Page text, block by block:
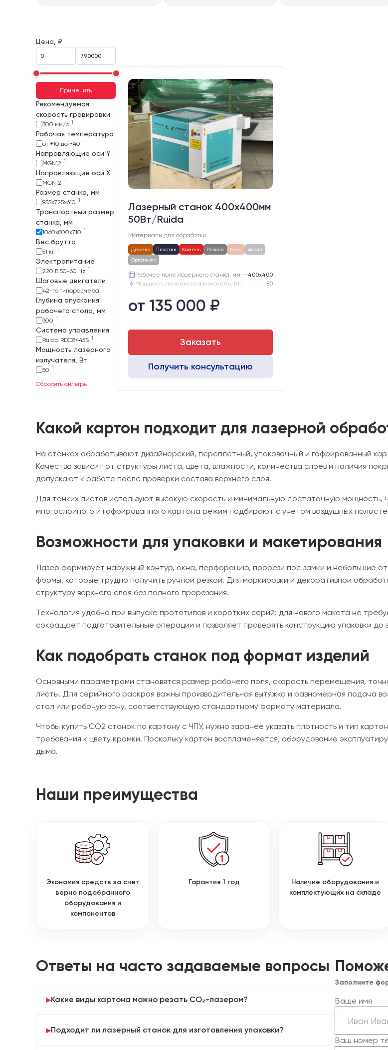
Цена, ₽
Применить
Рекомендуемая
скорость гравировки
300 мм/с 1
Рабочая температура
от +10 до +40 1
Направляющие оси Y
MGN12 1
Направляющие оси Х
MGN12 1
Размер станка, мм
955х725х610 1
Транспортный размер
станка, мм
1060х800х710 1
Вес брутто
51 кг 1
Электропитание
220 В 50-60 Hz 1
Шаговые двигатели
42-го типоразмера 1
Глубина опускания
рабочего стола, мм
300 1
Система управления
Ruida RDC8445S 1
Мощность лазерного
излучателя, Вт
50 1
Сбросить фильтры
Лазерный станок 400х400мм
50Вт/Ruida
Материалы для обработки:
Дерево Пластик Камень Резина Кожа
Акрил
Оргстекло
Рабочее поле лазерного станка, мм:
400х400
Мощность лазерного излучателя, Вт:
50
Электропитание:
Шаговые двигатели:
42-го типоразмера
от 135 000 ₽
Заказать
Получить консультацию
Какой картон подходит для лазерной
На станках обрабатывают дизайнерский, переплетный, упаковочный и гофрированный
Качество зависит от структуры листа, цвета, влажности, количества слоев и наличия
допускают к работе после проверки состава верхнего слоя.
Для тонких листов используют высокую скорость и минимальную достаточную мощность,
многослойного и гофрированного картона режим подбирают с учетом воздушных
Возможности для упаковки и макетирования
Лазер формирует наружный контур, окна, перфорацию, прорези под замки и небольшие
формы, которые трудно получить ручной резкой. Для маркировки и декоративной
структуру верхнего слоя без полного прорезания.
Технология удобна при выпуске прототипов и коротких серий: для нового макета не
сокращает подготовительные операции и позволяет проверять конструкцию упаковки до
Как подобрать станок под формат изделий
Основными параметрами становятся размер рабочего поля, скорость перемещения,
листы. Для серийного раскроя важны производительная вытяжка и равномерная подача
стол или рабочую зону, соответствующую стандартному формату материала.
Чтобы купить CO2 станок по картону с ЧПУ, нужно заранее указать плотность и тип
требования к цвету кромки. Поскольку картон воспламеняется, оборудование
дыма.
Наши преимущества
Экономия средств за счет
верно подобранного
оборудования и
компонентов
Гарантия 1 год
Наличие оборудования и
комплектующих на складе
Ответы на часто задаваемые вопросы
Какие виды картона можно резать CO₂-лазером?
гофрированного картона. Для ламинированных, окрашенных и многослойных
Подходит ли лазерный станок для изготовления упаковки?
Заполните
Ваше имя
Ваш номер